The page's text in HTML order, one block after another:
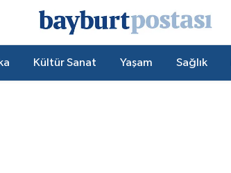
Kültür Sanat Yaşam Sağlık